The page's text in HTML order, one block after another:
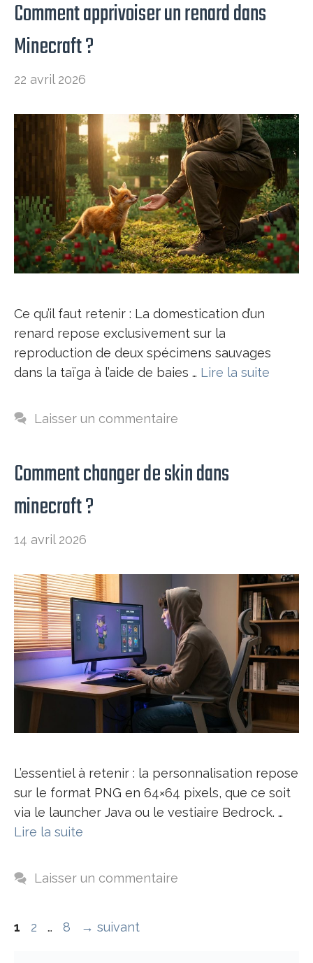
Comment apprivoiser un renard dans
Minecraft​ ?
22 avril 2026
Ce qu’il faut retenir : La domestication d’un
renard repose exclusivement sur la
reproduction de deux spécimens sauvages
dans la taïga à l’aide de baies … Lire la suite
Laisser un commentaire
Comment changer de skin dans
minecraft​ ?
14 avril 2026
L’essentiel à retenir : la personnalisation repose
sur le format PNG en 64×64 pixels, que ce soit
via le launcher Java ou le vestiaire Bedrock. …
Lire la suite
Laisser un commentaire
Page
1 Page
2 … Page
8 → suivant